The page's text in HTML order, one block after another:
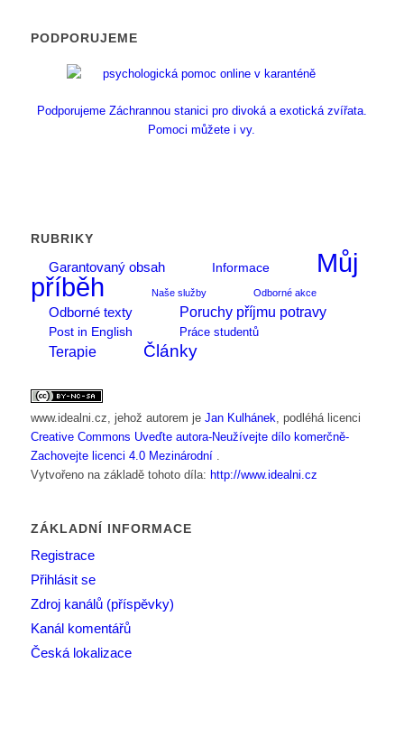
PODPORUJEME
Podporujeme Záchrannou stanici pro divoká a exotická zvířata.
Pomoci můžete i vy.
RUBRIKY
Garantovaný obsah
Informace
Můj
příběh
Naše služby Odborné akce
Odborné texty Poruchy příjmu potravy
Post in English Práce studentů
Terapie Články
www.idealni.cz , jehož autorem je Jan Kulhánek , podléhá licenci
Creative Commons Uveďte autora-Neužívejte dílo komerčně-
Zachovejte licenci 4.0 Mezinárodní
Vytvořeno na základě tohoto díla: http://www.idealni.cz
ZÁKLADNÍ INFORMACE
Registrace
Přihlásit se
Zdroj kanálů (příspěvky)
Kanál komentářů
Česká lokalizace